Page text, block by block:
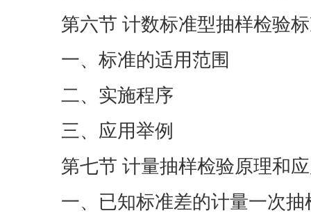
第六节 计数标准型抽样检验
一、标准的适用范围
二、实施程序
三、应用举例
第七节 计量抽样检验原理和
一、已知标准差的计量一次抽